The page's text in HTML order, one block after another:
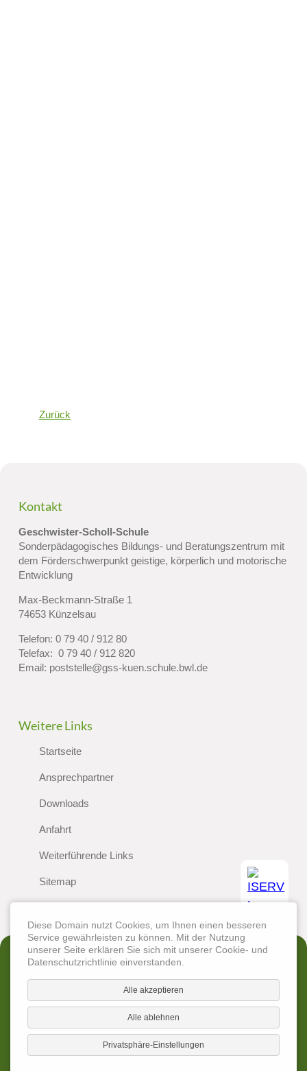
Zurück
Kontakt
Geschwister-Scholl-Schule
Sonderpädagogisches Bildungs- und Beratungszentrum mit
dem Förderschwerpunkt geistige, körperlich und motorische
Entwicklung
Max-Beckmann-Straße 1
74653 Künzelsau
Telefon: 0 79 40 / 912 80
Telefax: 0 79 40 / 912 820
Email: poststelle@gss-kuen.schule.bwl.de
Weitere Links
Startseite
Ansprechpartner
Downloads
Anfahrt
Weiterführende Links
Sitemap
Erklärung zur Barrierefreiheit
Rechtliche Hinweise
Impressum
Datenschutzerklärung
Diese Domain nutzt Cookies, um Ihnen einen besseren
Service gewährleisten zu können. Mit der Nutzung
unserer Seite erklären Sie sich mit unserer Cookie- und
Datenschutzrichtlinie einverstanden.
Alle akzeptieren
Alle ablehnen
Privatsphäre-Einstellungen